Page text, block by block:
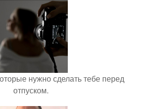
нужно сделать тебе перед
отпуском.